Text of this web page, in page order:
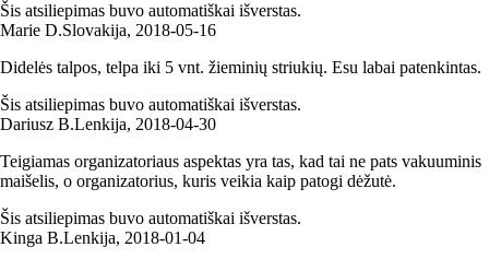
Šis atsiliepimas buvo automatiškai išverstas.
Marie D.Slovakija, 2018‑05‑16
Didelės talpos, telpa iki 5 vnt. žieminių striukių. Esu labai patenkintas.
Šis atsiliepimas buvo automatiškai išverstas.
Dariusz B.Lenkija, 2018‑04‑30
Teigiamas organizatoriaus aspektas yra tas, kad tai ne pats vakuuminis
maišelis, o organizatorius, kuris veikia kaip patogi dėžutė.
Šis atsiliepimas buvo automatiškai išverstas.
Kinga B.Lenkija, 2018‑01‑04